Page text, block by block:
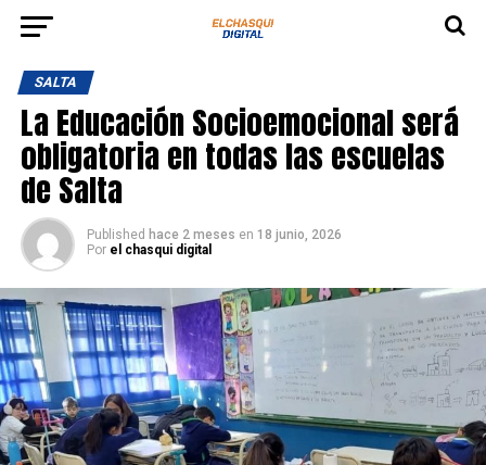
SALTA
La Educación Socioemocional será
obligatoria en todas las escuelas
de Salta
Published hace 2 meses en 18 junio, 2026
Por el chasqui digital